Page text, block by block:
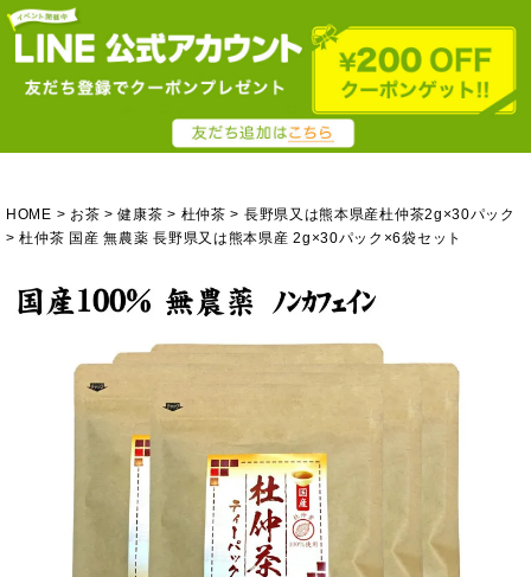
HOME お茶 健康茶 杜仲茶
長野県又は熊本県産杜仲茶2g×30パック
杜仲茶 国産 無農薬 長野県又は熊本県産 2g×30パック×6袋セット